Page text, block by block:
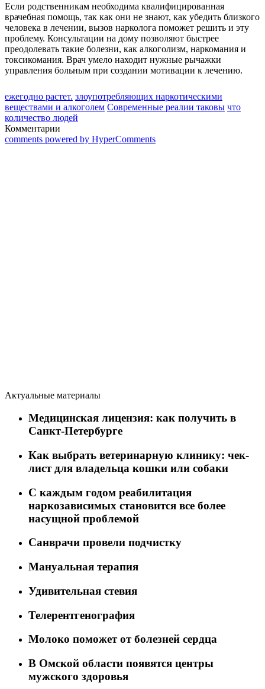
Если родственникам необходима квалифицированная
врачебная помощь, так как они не знают, как убедить близкого
человека в лечении, вызов нарколога поможет решить и эту
проблему. Консультации на дому позволяют быстрее
преодолевать такие болезни, как алкоголизм, наркомания и
токсикомания. Врач умело находит нужные рычажки
управления больным при создании мотивации к лечению.
ежегодно растет. злоупотребляющих наркотическими
веществами и алкоголем Современные реалии таковы что
количество людей
Комментарии
comments powered by HyperComments
Актуальные материалы
Медицинская лицензия: как получить в
Санкт-Петербурге
Как выбрать ветеринарную клинику: чек-
лист для владельца кошки или собаки
C каждым годом реабилитация
наркозависимых становится все более
насущной проблемой
Санврачи провели подчистку
Мануальная терапия
Удивительная стевия
Телерентгенография
Молоко поможет от болезней сердца
В Омской области появятся центры
мужского здоровья